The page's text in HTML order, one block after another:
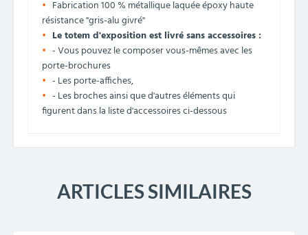
Fabrication 100 % métallique laquée époxy haute
résistance "gris-alu givré"
Le totem d'exposition est livré sans accessoires :
- Vous pouvez le composer vous-mêmes avec les
porte-brochures
- Les porte-affiches,
- Les broches ainsi que d'autres éléments qui
figurent dans la liste d'accessoires ci-dessous
ARTICLES SIMILAIRES